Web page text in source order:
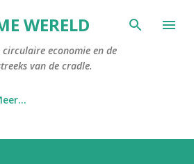
naar hoofdcontent
WERELD
economie en de
van de cradle.